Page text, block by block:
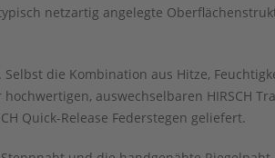
netzartig angelegte
die Kombination aus Hitze,
auswechselbaren HIRSCH
Quick-Release Federstegen geliefert.